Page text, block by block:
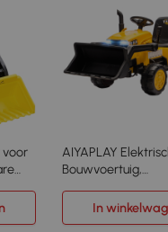
3
AIYAPLAY
Bouwvoertuig,
met Aanhanger, 3-
Kunststof, Staal,
In